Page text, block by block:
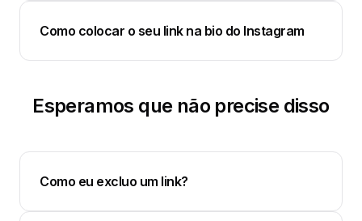
Como colocar o seu link na bio do Instagram
Esperamos que não precise disso
Como eu excluo um link?